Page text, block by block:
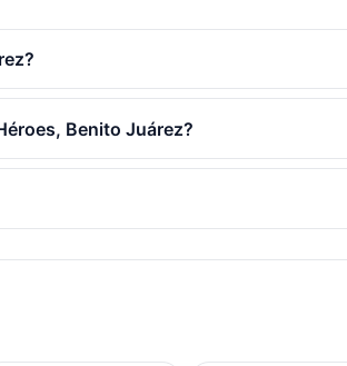
Benito Juárez?